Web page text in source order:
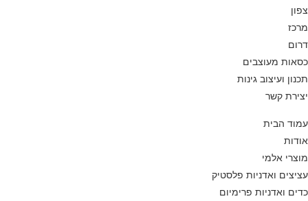
צפון
מרכז
דרום
כסאות מעוצבים
תכנון ועיצוב גינות
יצירת קשר
עמוד הבית
אודות
מוצרי אלמי
עציצים ואדניות פלסטיק
כדים ואדניות פרימיום